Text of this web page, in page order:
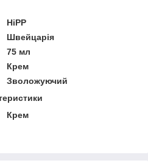
HiPP
Швейцарія
75 мл
Крем
Зволожуючий
Крем